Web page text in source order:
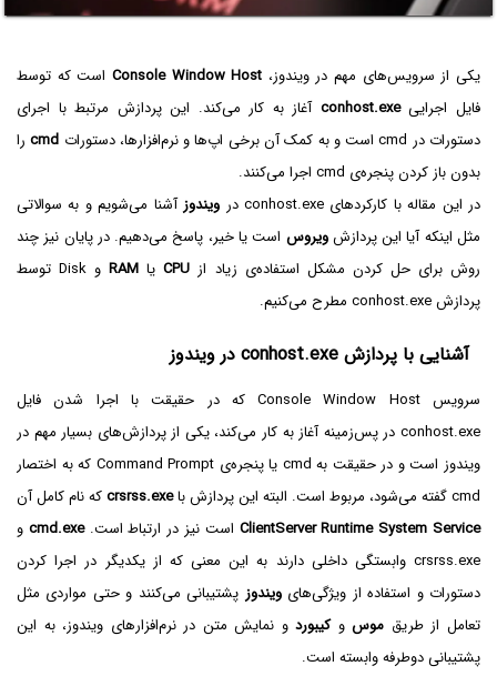
یکی از سرویس‌های مهم در ویندوز، Console Window Host است که توسط
فایل اجراییconhost.exe آغاز به کار می‌کند. این پردازش مرتبط با اجرای
دستورات در cmd است و به کمک آن برخی اپ‌ها و نرم‌افزارها، دستورات
cmdرا
بدون باز کردن پنجره‌ی cmd اجرا می‌کنند.
در این مقاله با کارکردهای conhost.exe در
ویندوز آشنا می‌شویم و به سوالاتی
مثل اینکه آیا این پردازشویروس است یا خیر، پاسخ می‌دهیم. در پایان نیز چند
روش برای حل کردن مشکل استفاده‌ی زیاد از CPUیا RAM
و Disk توسط
پردازش conhost.exe مطرح می‌کنیم.
آشنایی با پردازش conhost.exe در ویندوز
سرویس Console Window Host که در حقیقت با اجرا شدن فایل
conhost.exe در پس‌زمینه آغاز به کار می‌کند، یکی از پردازش‌های بسیار مهم در
ویندوز است و در حقیقت به cmd یا پنجره‌ی Command Prompt که به اختصار
cmd گفته می‌شود، مربوط است. البته این پردازش با
crsrss.exeکه نام کامل آن
ClientServer Runtime System Service است نیز در ارتباط است.cmd.exe و
crsrss.exe وابستگی داخلی دارند به این معنی که از یکدیگر در اجرا کردن
دستورات و استفاده از ویژگی‌هایویندوز پشتیبانی می‌کنند و حتی مواردی مثل
تعامل از طریق موسوکیبوردو نمایش متن در نرم‌افزارهای ویندوز، به این
پشتیبانی دوطرفه وابسته است.